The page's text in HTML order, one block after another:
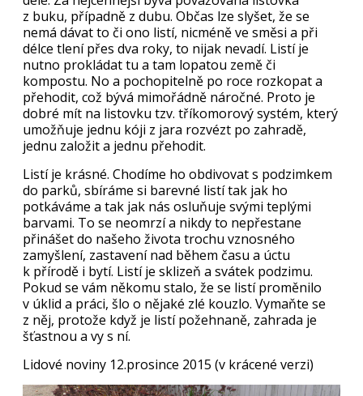
z buku, případně z dubu. Občas lze slyšet, že se
nemá dávat to či ono listí, nicméně ve směsi a při
délce tlení přes dva roky, to nijak nevadí. Listí je
nutno prokládat tu a tam lopatou země či
kompostu. No a pochopitelně po roce rozkopat a
přehodit, což bývá mimořádně náročné. Proto je
dobré mít na listovku tzv. tříkomorový systém, který
umožňuje jednu kóji z jara rozvézt po zahradě,
jednu založit a jednu přehodit.
Listí je krásné. Chodíme ho obdivovat s podzimkem
do parků, sbíráme si barevné listí tak jak ho
potkáváme a tak jak nás osluňuje svými teplými
barvami. To se neomrzí a nikdy to nepřestane
přinášet do našeho života trochu vznosného
zamyšlení, zastavení nad během času a úctu
k přírodě i bytí. Listí je sklizeň a svátek podzimu.
Pokud se vám někomu stalo, že se listí proměnilo
v úklid a práci, šlo o nějaké zlé kouzlo. Vymaňte se
z něj, protože když je listí požehnaně, zahrada je
šťastnou a vy s ní.
Lidové noviny 12.prosince 2015 (v krácené verzi)